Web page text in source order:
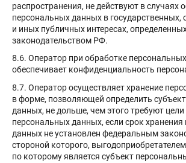
распространения, не действуют в случаях
персональных данных в государственных,
и иных публичных интересах,
законодательством РФ.
8.6. Оператор при обработке
обеспечивает конфиденциальность
8.7. Оператор осуществляет хранение
в форме, позволяющей определить
данных, не дольше, чем этого требуют
персональных данных, если срок
данных не установлен федеральным
стороной которого,
по которому является субъект